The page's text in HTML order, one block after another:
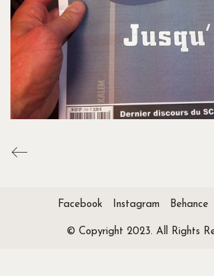
Facebook Instagram Behance
© Copyright 2023. All Rights